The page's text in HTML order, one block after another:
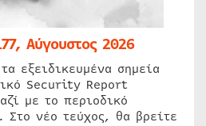
Αύγουστος 2026
εξειδικευμένα σημεία
Security Report
με το περιοδικό
Στο νέο τεύχος, θα βρείτε